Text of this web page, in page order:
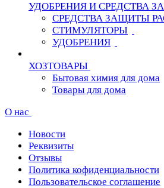
УДОБРЕНИЯ И СРЕДСТВА
СРЕДСТВА ЗАЩИТЫ
СТИМУЛЯТОРЫ
УДОБРЕНИЯ
ХОЗТОВАРЫ
Бытовая химия для дома
Товары для дома
О нас
Новости
Реквизиты
Отзывы
Политика кофиденциальности
Пользовательское соглашение